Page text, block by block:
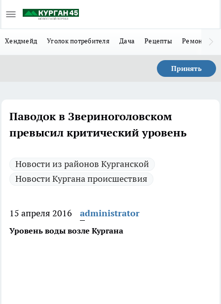
Хендмейд Уголок потребителя Дача Рецепты Ремонт
Принять
Паводок в Звериноголовском
превысил критический уровень
Новости из районов Курганской
Новости Кургана происшествия
15 апреля 2016 administrator
Уровень воды возле Кургана